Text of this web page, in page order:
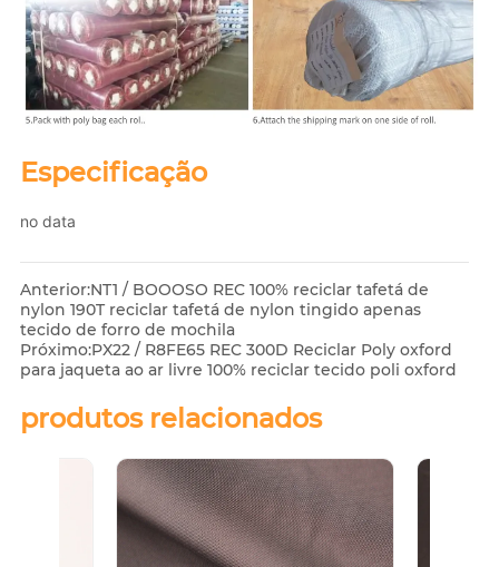
Especificação
no data
Anterior:NT1 / BOOOSO REC 100% reciclar tafetá de
nylon 190T reciclar tafetá de nylon tingido apenas
tecido de forro de mochila
Próximo:PX22 / R8FE65 REC 300D Reciclar Poly oxford
para jaqueta ao ar livre 100% reciclar tecido poli oxford
produtos relacionados